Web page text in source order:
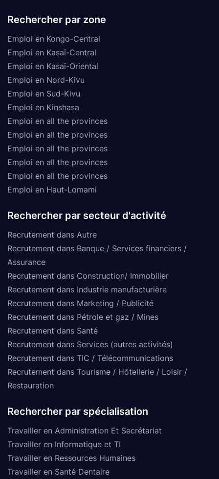
Rechercher par zone
Emploi en Kongo-Central
Emploi en Kasaï-Central
Emploi en Kasaï-Oriental
Emploi en Nord-Kivu
Emploi en Sud-Kivu
Emploi en Kinshasa
Emploi en all the provinces
Emploi en all the provinces
Emploi en all the provinces
Emploi en all the provinces
Emploi en all the provinces
Emploi en Haut-Lomami
Rechercher par secteur d'activité
Recrutement dans Autre
Recrutement dans Banque / Services financiers /
Assurance
Recrutement dans Construction/ Immobilier
Recrutement dans Industrie manufacturière
Recrutement dans Marketing / Publicité
Recrutement dans Pétrole et gaz / Mines
Recrutement dans Santé
Recrutement dans Services (autres activités)
Recrutement dans TIC / Télécommunications
Recrutement dans Tourisme / Hôtellerie / Loisir /
Restauration
Rechercher par spécialisation
Travailler en Administration Et Secrétariat
Travailler en Informatique et TI
Travailler en Ressources Humaines
Travailler en Santé Dentaire